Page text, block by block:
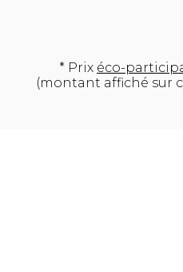
* Prix éco-
(montant affiché sur